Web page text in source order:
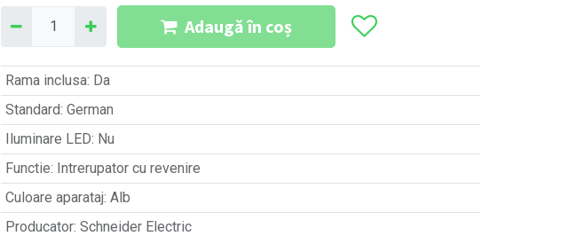
Adaugă în coș
Rama inclusa: Da
Standard: German
Iluminare LED: Nu
Functie: Intrerupator cu revenire
Culoare aparataj: Alb
Producator: Schneider Electric